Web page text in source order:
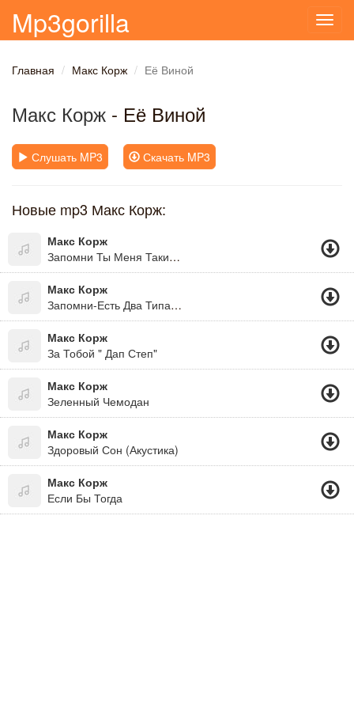
Mp3gorilla
Главная Макс Корж Её Виной
Макс Корж - Её Виной
Слушать MP3 Скачать MP3
Новые mp3 Макс Корж:
Макс Корж
Запомни Ты Меня Таким...
Макс Корж
Запомни-Есть Два Типа Людей...
Макс Корж
За Тобой " Дап Степ"
Макс Корж
Зеленный Чемодан
Макс Корж
Здоровый Сон (Акустика)
Макс Корж
Если Бы Тогда